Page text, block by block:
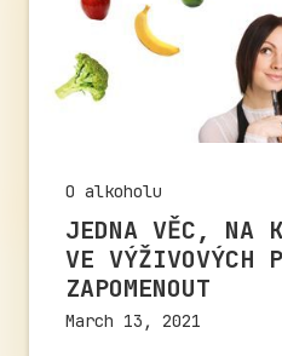
O alkoholu
JEDNA VĚC, NA
VE VÝŽIVOVÝCH
ZAPOMENOUT
March 13, 2021